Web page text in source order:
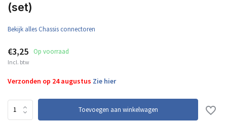
(set)
Bekijk alles Chassis connectoren
€3,25 Op voorraad
Incl. btw
Verzonden op 24 augustus Zie hier
Toevoegen aan winkelwagen